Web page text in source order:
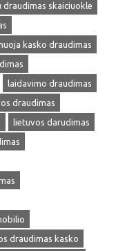
draudimas skaiciuokle
kasko draudimas
laidavimo draudimas
draudimas
lietuvos darudimas
draudimas kasko